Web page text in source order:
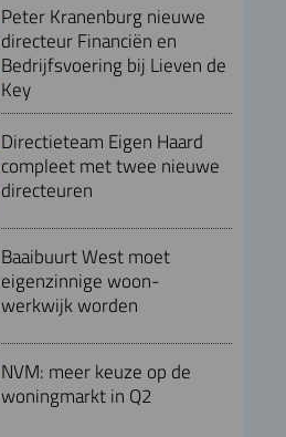
Peter Kranenburg nieuwe
directeur Financiën en
Bedrijfsvoering bij Lieven de
Key
Directieteam Eigen Haard
compleet met twee nieuwe
directeuren
Baaibuurt West moet
eigenzinnige woon-
werkwijk worden
NVM: meer keuze op de
woningmarkt in Q2